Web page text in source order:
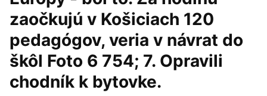
zaočkujú v Košiciach 120
pedagógov, veria v návrat do
škôl Foto 6 754; 7. Opravili
chodník k bytovke.